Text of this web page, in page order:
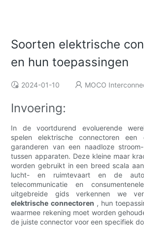
Soorten elektrische
en hun toepassingen
2024-01-10 MOCO
Invoering:
In de voortdurend evoluerende
spelen elektrische connectoren
garanderen van een naadloze
tussen apparaten. Deze kleine maar
worden gebruikt in een breed scala
lucht- en ruimtevaart en de
telecommunicatie en
uitgebreide gids verkennen we
elektrische connectoren , hun
waarmee rekening moet worden
de juiste connector voor een specifiek